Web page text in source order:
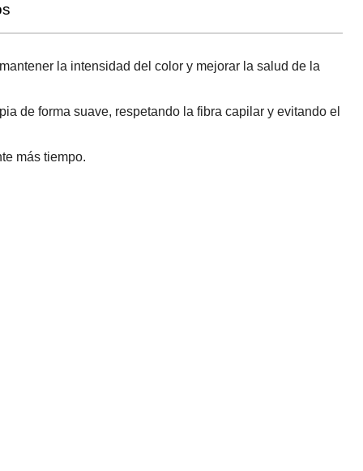
la intensidad del color y mejorar la salud de la
de forma suave, respetando la fibra capilar y evitando el
más tiempo.